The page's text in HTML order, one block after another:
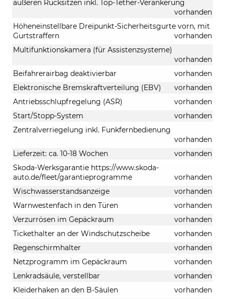
äußeren Rücksitzen inkl. Top-Tether-Verankerung
vorhanden
Höheneinstellbare Dreipunkt-Sicherheitsgurte vorn, mit
Gurtstraffern
vorhanden
Multifunktionskamera (für Assistenzsysteme)
vorhanden
Beifahrerairbag deaktivierbar
vorhanden
Elektronische Bremskraftverteilung (EBV)
vorhanden
Antriebsschlupfregelung (ASR)
vorhanden
Start/Stopp-System
vorhanden
Zentralverriegelung inkl. Funkfernbedienung
vorhanden
Lieferzeit: ca. 10-18 Wochen
vorhanden
Skoda-Werksgarantie https://www.skoda-
auto.de/fleet/garantieprogramme
vorhanden
Wischwasserstandsanzeige
vorhanden
Warnwestenfach in den Türen
vorhanden
Verzurrösen im Gepäckraum
vorhanden
Tickethalter an der Windschutzscheibe
vorhanden
Regenschirmhalter
vorhanden
Netzprogramm im Gepäckraum
vorhanden
Lenkradsäule, verstellbar
vorhanden
Kleiderhaken an den B-Säulen
vorhanden